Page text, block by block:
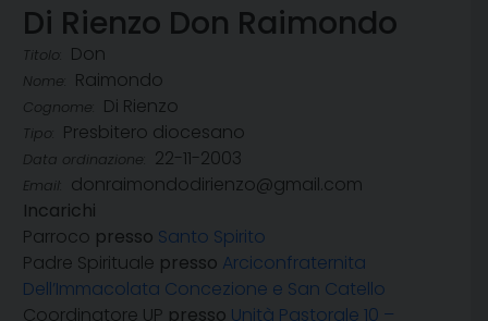
Di Rienzo Don Raimondo
Titolo: Don
Nome: Raimondo
Cognome: Di Rienzo
Tipo: Presbitero diocesano
Data ordinazione: 22-11-2003
Email:
donraimondodirienzo@gmail.com
Incarichi
Parroco presso Santo Spirito
Padre Spirituale presso Arciconfraternita
Dell’Immacolata Concezione e San Catello
Coordinatore UP presso Unità Pastorale 10 –